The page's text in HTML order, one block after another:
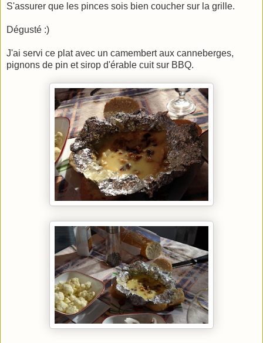
S'assurer que les pinces sois bien coucher sur la grille.
Dégusté :)
J'ai servi ce plat avec un camembert aux canneberges,
pignons de pin et sirop d'érable cuit sur BBQ.